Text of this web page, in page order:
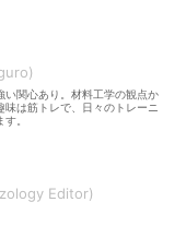
い関心あり。材料工学の観点か
は筋トレで、日々のトレーニ
。
Editor